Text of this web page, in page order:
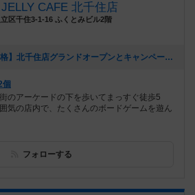
CAFE 北千住店
区千住3-1-16 ふくとみビル2階
[NEW] 【オープン特別価格】北千住店グランドオープンとキャンペーンのご案内（2026年01月09日 14時39分）
個
のアーケードの下を歩いてまっすぐ徒歩5
気の店内で、たくさんのボードゲームを遊ん
フォローする